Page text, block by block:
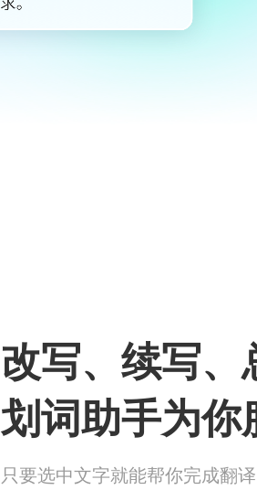
改写、续写、
划词助手为你
只要选中文字就能帮你完成翻